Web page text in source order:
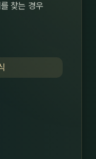
찾는 경우